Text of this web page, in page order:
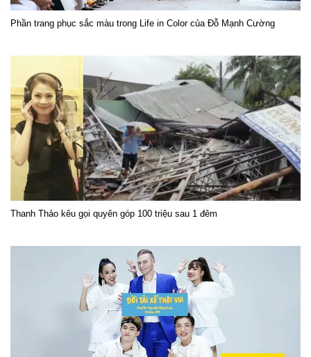
Phần trang phục sắc màu trong Life in Color của Đỗ Mạnh Cường
Thanh Thảo kêu gọi quyên góp 100 triệu sau 1 đêm